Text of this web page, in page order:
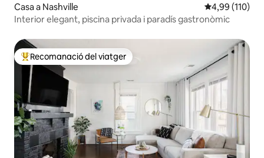
Casa a Nashville 4,99 de
4,99 (110)
Interior elegant, piscina privada i paradís gastronòmic
Principals recomanacions dels viatgers
Recomanació del viatger